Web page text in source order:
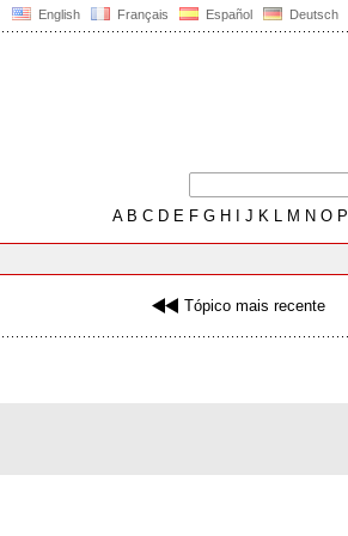
English Français Español Deutsch
AB C D E F G H J K L M N O P
Tópico mais recente